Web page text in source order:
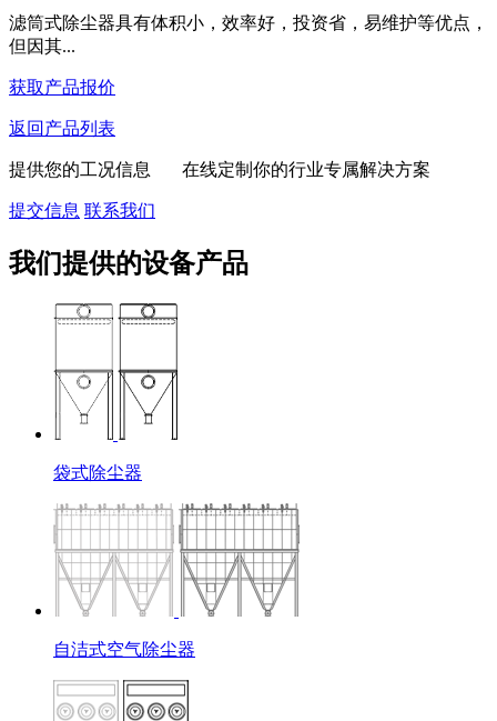
滤筒式除尘器具有体积小，效率好，投资省，易维护等优点，
但因其...
获取产品报价
返回产品列表
提供您的工况信息 在线定制你的行业专属解决方案
提交信息 联系我们
我们提供的设备产品
袋式除尘器
自洁式空气除尘器